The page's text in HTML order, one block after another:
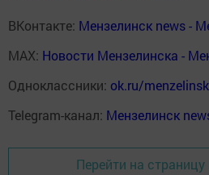
ВКонтакте: Мензелинск news -
MAX: Новости Мензелинска -
Одноклассники: ok.ru/menzelinsk
Telegram-канал: Мензелинск
Перейти на страницу